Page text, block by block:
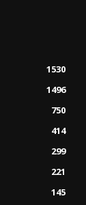
1530
1496
750
414
299
221
145